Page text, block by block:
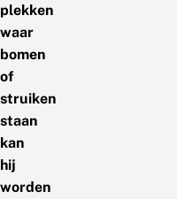
plekken
waar
bomen
of
struiken
staan
kan
hij
worden